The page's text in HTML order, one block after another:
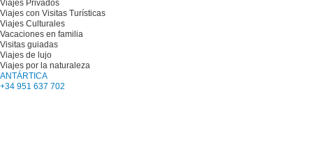
Viajes Privados
Viajes con Visitas Turísticas
Viajes Culturales
Vacaciones en familia
Visitas guiadas
Viajes de lujo
Viajes por la naturaleza
ANTÁRTICA
+34 951 637 702